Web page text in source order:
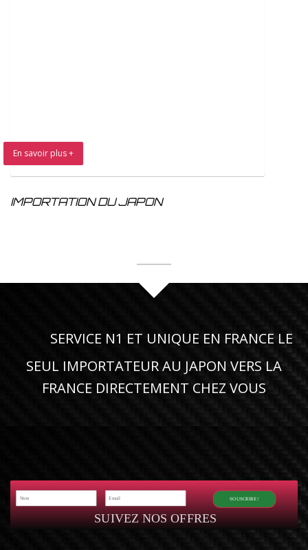
En savoir plus +
IMPORTATION DU JAPON
SERVICE N1 ET UNIQUE EN FRANCE LE
SEUL IMPORTATEUR AU JAPON VERS LA
FRANCE DIRECTEMENT CHEZ VOUS
SUIVEZ NOS OFFRES
SOUSCRIRE!